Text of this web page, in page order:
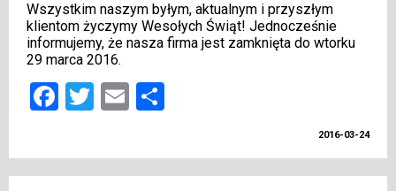
Wszystkim naszym byłym, aktualnym i przyszłym
klientom życzymy Wesołych Świąt! Jednocześnie
informujemy, że nasza firma jest zamknięta do wtorku
29 marca 2016.
Facebook
Twitter
Email
2016-03-24